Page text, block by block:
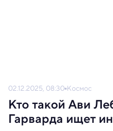
02.12.2025, 08:30 Космос
Кто такой Ави
Гарварда ищет